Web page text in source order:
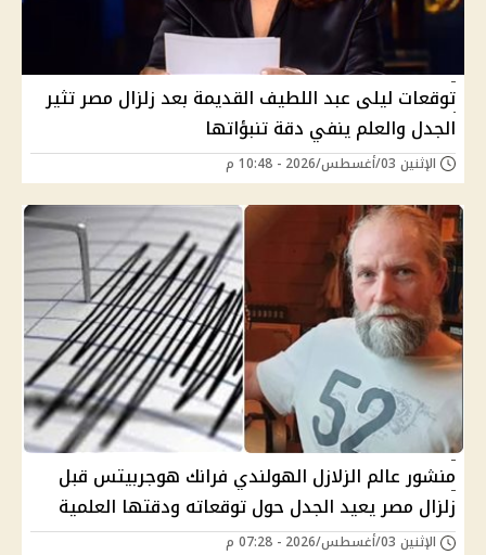
توقعات ليلى عبد اللطيف القديمة بعد زلزال مصر تثير
الجدل والعلم ينفي دقة تنبؤاتها
الإثنين 03/أغسطس/2026 - 10:48 م
منشور عالم الزلازل الهولندي فرانك هوجربيتس قبل
زلزال مصر يعيد الجدل حول توقعاته ودقتها العلمية
الإثنين 03/أغسطس/2026 - 07:28 م